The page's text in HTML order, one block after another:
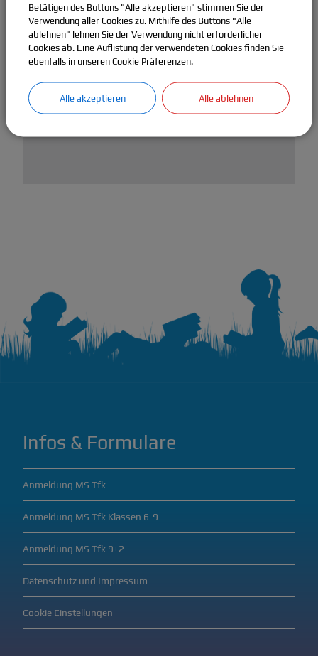
OpenStreetMap wird
derzeit nicht angezeigt
Einstellungen.
Cookies Anpassen
Infos & Formulare
Anmeldung MS Tfk
Anmeldung MS Tfk Klassen 6-9
Anmeldung MS Tfk 9+2
Datenschutz und Impressum
Cookie Einstellungen
Betätigen des Buttons "Alle akzeptieren" stimmen Sie der
Verwendung aller Cookies zu. Mithilfe des Buttons "Alle
ablehnen" lehnen Sie der Verwendung nicht erforderlicher
Cookies ab. Eine Auflistung der verwendeten Cookies finden Sie
ebenfalls in unseren Cookie Präferenzen.
Alle akzeptieren Alle ablehnen